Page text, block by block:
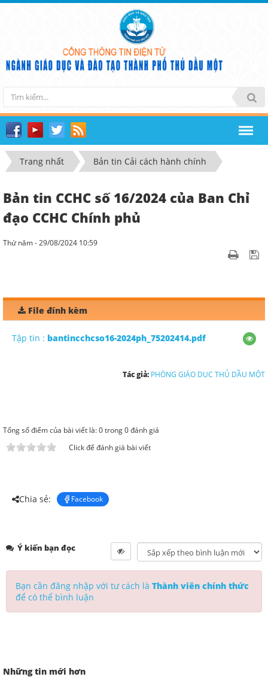
Trang nhất Bản tin Cải cách hành chính
Bản tin CCHC số 16/2024 của Ban Chỉ
đạo CCHC Chính phủ
Thứ năm - 29/08/2024 10:59
File đính kèm
Tập tin : bantincchcso16-2024ph_75202414.pdf
Tác giả: PHÒNG GIÁO DỤC THỦ DẦU MỘT
Tổng số điểm của bài viết là: 0 trong 0 đánh giá
Click để đánh giá bài viết
Chia sẻ: Facebook
Ý kiến bạn đọc
Bạn cần đăng nhập với tư cách là Thành viên chính thức
để có thể bình luận
Những tin mới hơn